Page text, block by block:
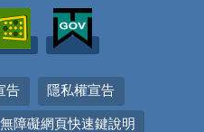
告 隱私權宣告
無障礙網頁快速鍵說明